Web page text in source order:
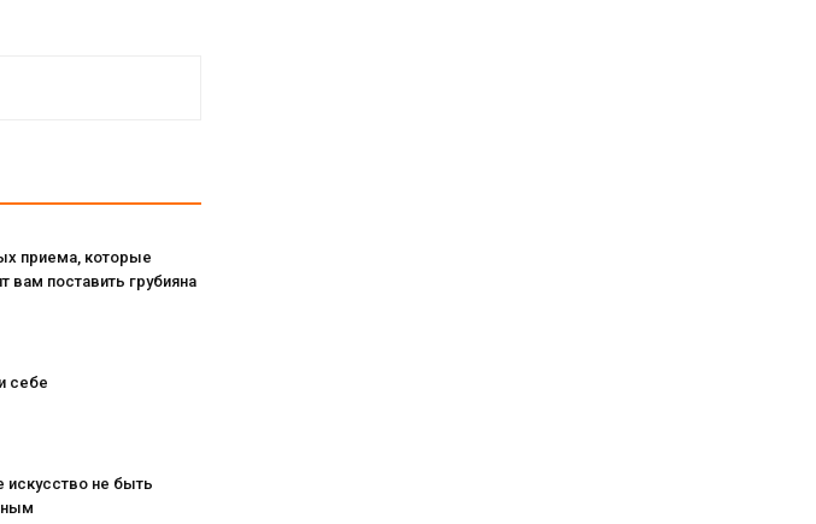
приема, которые
вам поставить грубияна
себе
искусство не быть